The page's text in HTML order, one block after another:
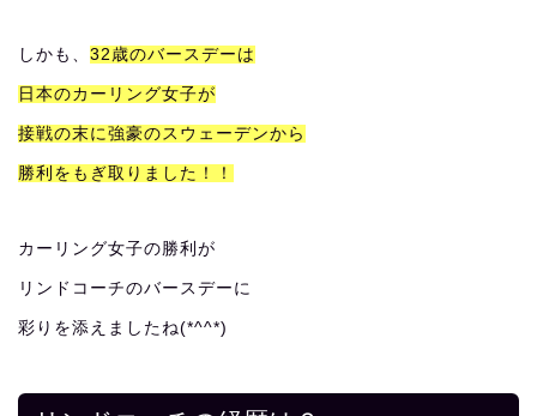
しかも、 32歳のバースデーは
日本のカーリング女子が
接戦の末に強豪のスウェーデンから
勝利をもぎ取りました！！
カーリング女子の勝利が
リンドコーチのバースデーに
彩りを添えましたね(*^^*)